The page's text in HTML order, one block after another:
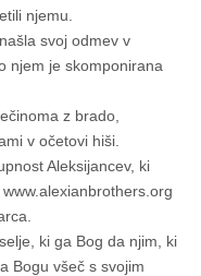
njemu.
svoj odmev v
njem je skomponirana
z brado,
v očetovi hiši.
Aleksijancev, ki
ki ga Bog da njim, ki
Bogu všeč s svojim